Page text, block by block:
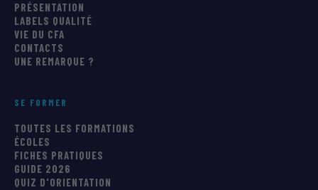
PRÉSENTATION
LABELS QUALITÉ
VIE DU CFA
CONTACTS
UNE REMARQUE ?
SE FORMER
TOUTES LES FORMATIONS
ÉCOLES
FICHES PRATIQUES
GUIDE 2026
QUIZ D'ORIENTATION